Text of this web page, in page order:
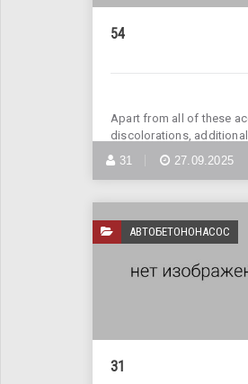
54
Apart from all of these
discolorations,
are
31 27.09.2025
АВТОБЕТОНОНАСОС
31